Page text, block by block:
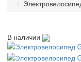
В наличии